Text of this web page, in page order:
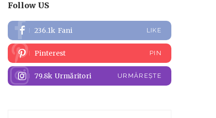
Follow US
236.1k Fani LIKE
Pinterest PIN
79.8k Urmăritori URMĂREȘTE